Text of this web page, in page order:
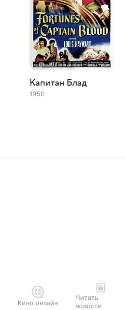
Капитан Блад
1950
Кино онлайн
Читать
новости